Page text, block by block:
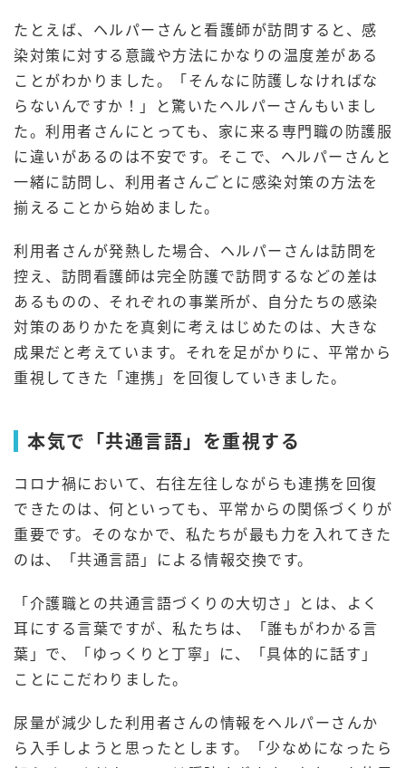
たとえば、ヘルパーさんと看護師が訪問すると、感
染対策に対する意識や方法にかなりの温度差がある
ことがわかりました。「そんなに防護しなければな
らないんですか！」と驚いたヘルパーさんもいまし
た。利用者さんにとっても、家に来る専門職の防護服
に違いがあるのは不安です。そこで、ヘルパーさんと
一緒に訪問し、利用者さんごとに感染対策の方法を
揃えることから始めました。
利用者さんが発熱した場合、ヘルパーさんは訪問を
控え、訪問看護師は完全防護で訪問するなどの差は
あるものの、それぞれの事業所が、自分たちの感染
対策のありかたを真剣に考えはじめたのは、大きな
成果だと考えています。それを足がかりに、平常から
重視してきた「連携」を回復していきました。
本気で「共通言語」を重視する
コロナ禍において、右往左往しながらも連携を回復
できたのは、何といっても、平常からの関係づくりが
重要です。そのなかで、私たちが最も力を入れてきた
のは、「共通言語」による情報交換です。
「介護職との共通言語づくりの大切さ」とは、よく
耳にする言葉ですが、私たちは、「誰もがわかる言
葉」で、「ゆっくりと丁寧」に、「具体的に話す」
ことにこだわりました。
尿量が減少した利用者さんの情報をヘルパーさんか
ら入手しようと思ったとします。「少なめになったら